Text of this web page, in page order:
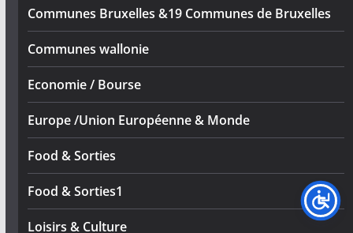
Communes Bruxelles &19 Communes de Bruxelles
Communes wallonie
Economie / Bourse
Europe /Union Européenne & Monde
Food & Sorties
Food & Sorties1
Loisirs & Culture